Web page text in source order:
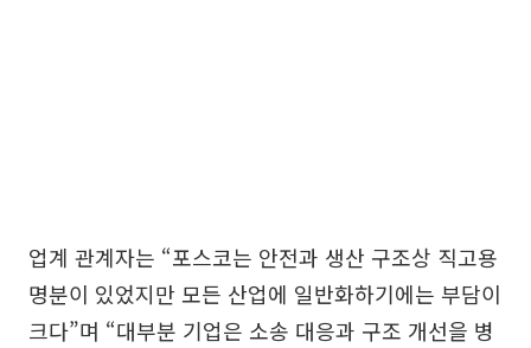
업계 관계자는 “포스코는 안전과 생산 구조상 직고용
명분이 있었지만 모든 산업에 일반화하기에는 부담이
크다”며 “대부분 기업은 소송 대응과 구조 개선을 병